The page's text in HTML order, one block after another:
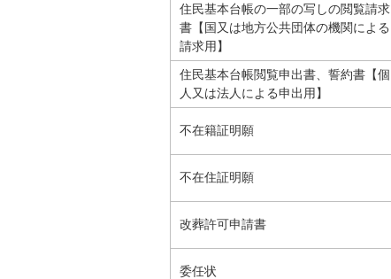
住民基本台帳の一部の写しの閲覧請求
書【国又は地方公共団体の機関による
請求用】
住民基本台帳閲覧申出書、誓約書【個
人又は法人による申出用】
不在籍証明願
不在住証明願
改葬許可申請書
委任状